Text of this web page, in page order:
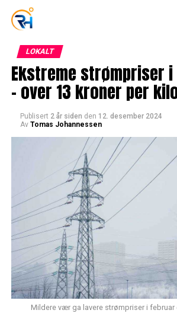
LOKALT
Ekstreme strømpriser i
– over 13 kroner per
Publisert 2 år siden den 12. desember 2024
Av Tomas Johannessen
Mildere vær ga lavere strømpriser i februar